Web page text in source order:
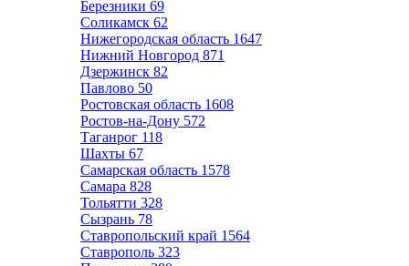
Березники 69
Соликамск 62
Нижегородская область 1647
Нижний Новгород 871
Дзержинск 82
Павлово 50
Ростовская область 1608
Ростов-на-Дону 572
Таганрог 118
Шахты 67
Самарская область 1578
Самара 828
Тольятти 328
Сызрань 78
Ставропольский край 1564
Ставрополь 323